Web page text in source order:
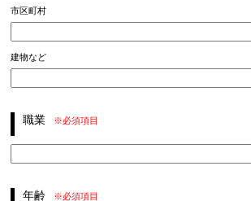
市区町村
建物など
職業 ※必須項目
年齢 ※必須項目